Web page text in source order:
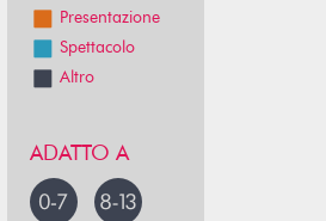
Presentazione
Spettacolo
Altro
ADATTO A